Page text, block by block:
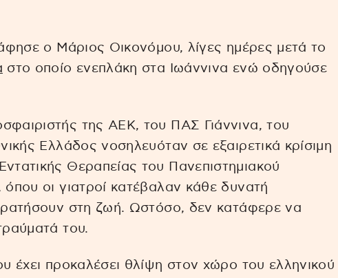
ο Μάριος Οικονόμου, λίγες ημέρες μετά το
στο οποίο ενεπλάκη στα Ιωάννινα ενώ οδηγούσε
της ΑΕΚ, του ΠΑΣ Γιάννινα, του
Ελλάδος νοσηλευόταν σε εξαιρετικά κρίσιμη
Θεραπείας του Πανεπιστημιακού
οι γιατροί κατέβαλαν κάθε δυνατή
στη ζωή. Ωστόσο, δεν κατάφερε να
του.
έχει προκαλέσει θλίψη στον χώρο του ελληνικού